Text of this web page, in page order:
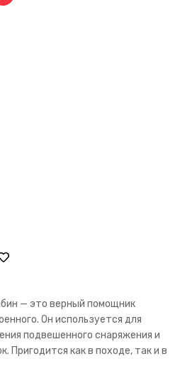
— это верный помощник
Он используется для
подвешенного снаряжения и
Пригодится как в походе, так и в